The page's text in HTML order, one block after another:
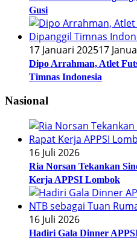
Gusi
17 Januari 202517
Dipo Arrahman, Atlet
Timnas Indonesia
Nasional
16 Juli 2026
Ria Norsan Tekankan
Kerja APPSI Lombok
16 Juli 2026
Hadiri Gala Dinner